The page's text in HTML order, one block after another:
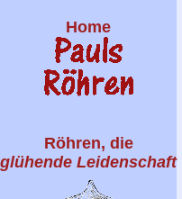
Home
Röhren, die
glühende Leidenschaft